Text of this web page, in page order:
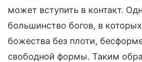
может вступить в контакт.
большинство богов, в
божества без плоти,
свободной формы. Таким